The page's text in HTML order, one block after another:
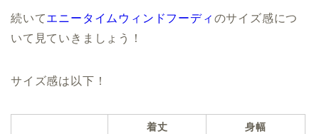
続いてエニータイムウィンドフーディ のサイズ感につ
いて見ていきましょう！
サイズ感は以下！
着丈 身幅